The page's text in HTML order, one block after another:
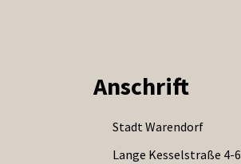
Anschrift
Stadt Warendorf
Lange Kesselstraße 4-6